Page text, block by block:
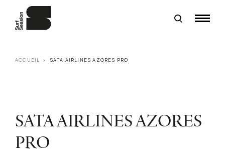
ACCUEIL SATA AIRLINES AZORES PRO
SATA AIRLINES AZORES
PRO